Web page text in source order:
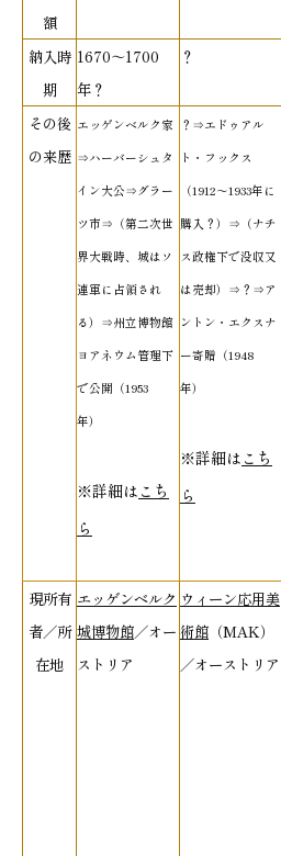
額
納入時
期
1670～1700
年？
？
その後
の来歴
エッゲンベルク家
⇒ハーバーシュタ
イン大公⇒グラー
ツ市⇒（第二次世
界大戦時、城はソ
連軍に占領され
る）⇒州立博物館
ヨアネウム管理下
で公開（1953
年）
※詳細は こち
ら
？⇒エドゥアル
ト・フックス
（1912～1933年に
購入？）⇒（ナチ
ス政権下で没収又
は売却）⇒？⇒ア
ントン・エクスナ
ー寄贈（1948
年）
※詳細は こち
ら
現所有
者／所
在地
エッゲンベルク
城博物館／オー
ストリア
ウィーン応用美
術館 （MAK）
／オーストリア